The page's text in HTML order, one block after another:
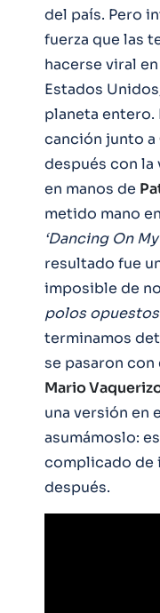
del país. Pero
fuerza que las
hacerse viral
Estados
planeta entero.
canción junto a
después con la
en manos de
metido mano
‘Dancing On
resultado fue
imposible de
polos
terminamos
se pasaron
Mario
una versión en
asumámoslo:
complicado de
después.